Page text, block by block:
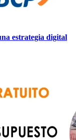
estrategia digital